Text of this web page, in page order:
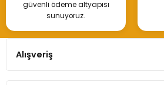
güvenli ödeme altyapısı
sunuyoruz.
Alışveriş